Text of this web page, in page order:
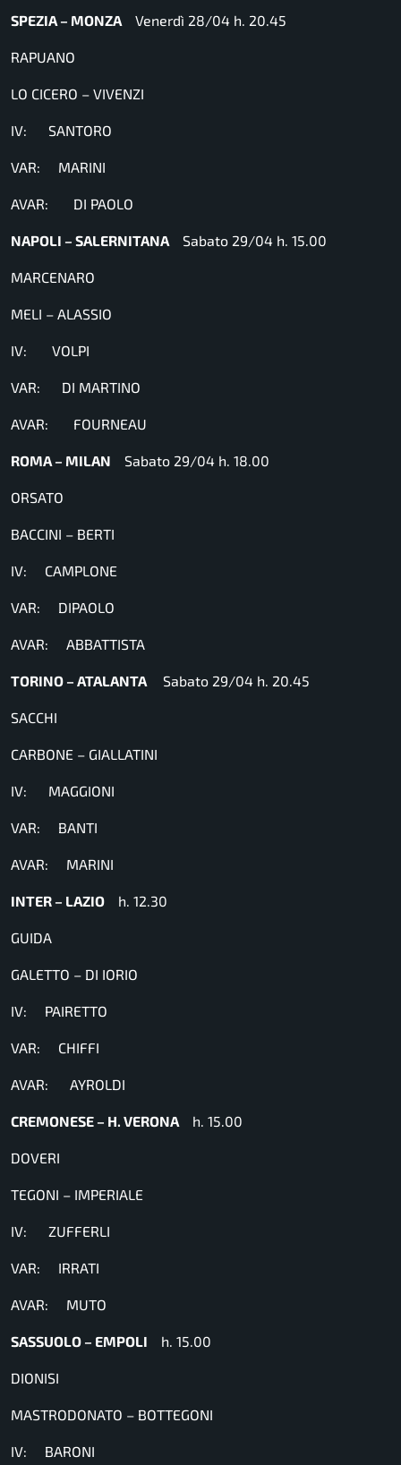
SPEZIA – MONZA Venerdì 28/04 h. 20.45
RAPUANO
LO CICERO – VIVENZI
IV: SANTORO
VAR: MARINI
AVAR: DI PAOLO
NAPOLI – SALERNITANA Sabato 29/04 h. 15.00
MARCENARO
MELI – ALASSIO
IV: VOLPI
VAR: DI MARTINO
AVAR: FOURNEAU
ROMA – MILAN Sabato 29/04 h. 18.00
ORSATO
BACCINI – BERTI
IV: CAMPLONE
VAR: DIPAOLO
AVAR: ABBATTISTA
TORINO – ATALANTA Sabato 29/04 h. 20.45
SACCHI
CARBONE – GIALLATINI
IV: MAGGIONI
VAR: BANTI
AVAR: MARINI
INTER – LAZIO h. 12.30
GUIDA
GALETTO – DI IORIO
IV: PAIRETTO
VAR: CHIFFI
AVAR: AYROLDI
CREMONESE – H. VERONA h. 15.00
DOVERI
TEGONI – IMPERIALE
IV: ZUFFERLI
VAR: IRRATI
AVAR: MUTO
SASSUOLO – EMPOLI h. 15.00
DIONISI
MASTRODONATO – BOTTEGONI
IV: BARONI